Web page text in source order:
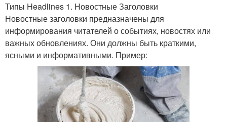
Типы Headlines 1. Новостные Заголовки
Новостные заголовки предназначены для
информирования читателей о событиях, новостях или
важных обновлениях. Они должны быть краткими,
ясными и информативными. Пример: